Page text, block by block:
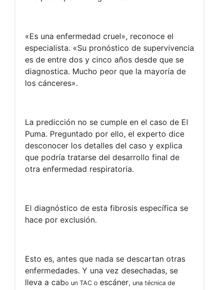
«Es una enfermedad cruel», reconoce el
especialista. «Su pronóstico de supervivencia
es de entre dos y cinco años desde que se
diagnostica. Mucho peor que la mayoría de
los cánceres».
La predicción no se cumple en el caso de El
Puma. Preguntado por ello, el experto dice
desconocer los detalles del caso y explica
que podría tratarse del desarrollo final de
otra enfermedad respiratoria.
El diagnóstico de esta fibrosis específica se
hace por exclusión.
Esto es, antes que nada se descartan otras
enfermedades. Y una vez desechadas, se
lleva a cabo un TAC o escáner, una técnica de